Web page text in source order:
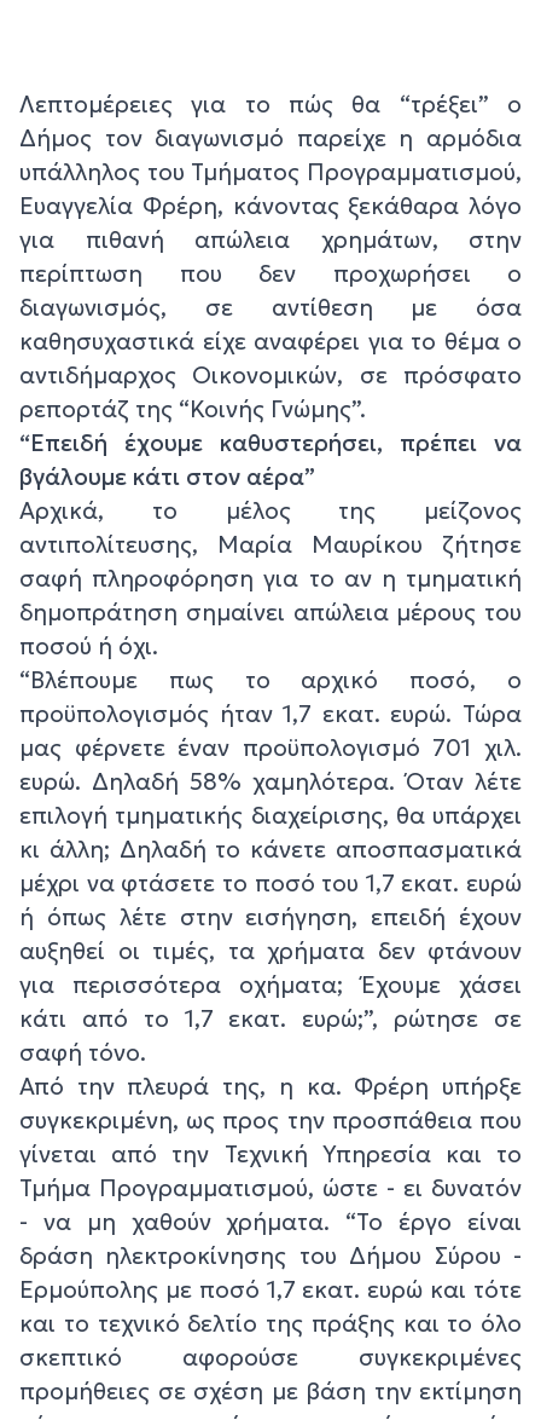
Λεπτομέρειες για το πώς θα “τρέξει” ο
Δήμος τον διαγωνισμό παρείχε η αρμόδια
υπάλληλος του Τμήματος Προγραμματισμού,
Ευαγγελία Φρέρη, κάνοντας ξεκάθαρα λόγο
για πιθανή απώλεια χρημάτων, στην
περίπτωση που δεν προχωρήσει ο
διαγωνισμός, σε αντίθεση με όσα
καθησυχαστικά είχε αναφέρει για το θέμα ο
αντιδήμαρχος Οικονομικών, σε πρόσφατο
ρεπορτάζ της “Κοινής Γνώμης”.
“Επειδή έχουμε καθυστερήσει, πρέπει να
βγάλουμε κάτι στον αέρα”
Αρχικά, το μέλος της μείζονος
αντιπολίτευσης, Μαρία Μαυρίκου ζήτησε
σαφή πληροφόρηση για το αν η τμηματική
δημοπράτηση σημαίνει απώλεια μέρους του
ποσού ή όχι.
“Βλέπουμε πως το αρχικό ποσό, ο
προϋπολογισμός ήταν 1,7 εκατ. ευρώ. Τώρα
μας φέρνετε έναν προϋπολογισμό 701 χιλ.
ευρώ. Δηλαδή 58% χαμηλότερα. Όταν λέτε
επιλογή τμηματικής διαχείρισης, θα υπάρχει
κι άλλη; Δηλαδή το κάνετε αποσπασματικά
μέχρι να φτάσετε το ποσό του 1,7 εκατ. ευρώ
ή όπως λέτε στην εισήγηση, επειδή έχουν
αυξηθεί οι τιμές, τα χρήματα δεν φτάνουν
για περισσότερα οχήματα; Έχουμε χάσει
κάτι από το 1,7 εκατ. ευρώ;”, ρώτησε σε
σαφή τόνο.
Από την πλευρά της, η κα. Φρέρη υπήρξε
συγκεκριμένη, ως προς την προσπάθεια που
γίνεται από την Τεχνική Υπηρεσία και το
Τμήμα Προγραμματισμού, ώστε - ει δυνατόν
- να μη χαθούν χρήματα. “Το έργο είναι
δράση ηλεκτροκίνησης του Δήμου Σύρου -
Ερμούπολης με ποσό 1,7 εκατ. ευρώ και τότε
και το τεχνικό δελτίο της πράξης και το όλο
σκεπτικό αφορούσε συγκεκριμένες
προμήθειες σε σχέση με βάση την εκτίμηση